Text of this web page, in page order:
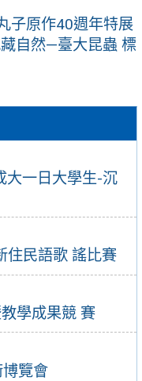
大一日大學生-沉
住民語歌 謠比賽
學成果競 賽
覽會
子原作40週年特展
自然—臺大昆蟲 標